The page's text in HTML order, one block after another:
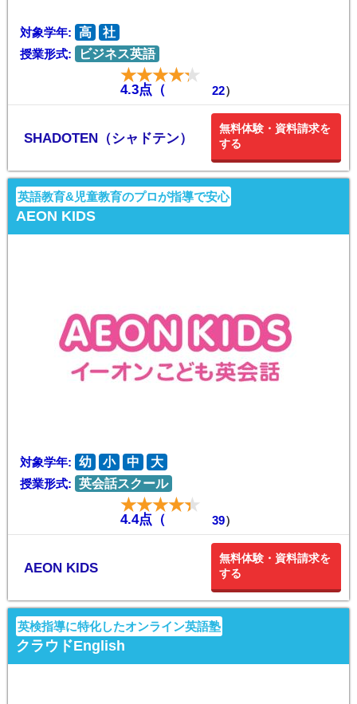
対象学年: 高
社
授業形式:
ビジネス英語
4.3点（ 22）
SHADOTEN（シャドテン）
無料体験・資料請求を
する
英語教育&児童教育のプロが指導で安心
AEON KIDS
対象学年: 幼 小 中
大
授業形式: 英会話スクール
4.4点（ 39）
AEON KIDS
無料体験・資料請求を
する
英検指導に特化したオンライン英語塾
クラウドEnglish